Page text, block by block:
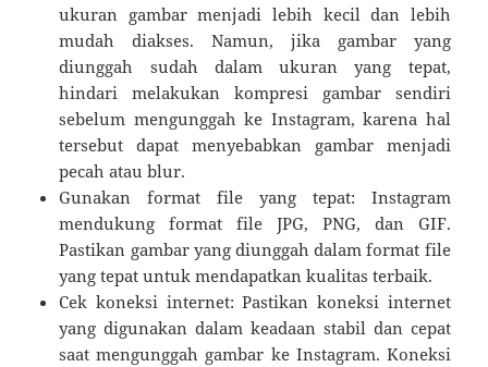
ukuran gambar menjadi lebih kecil dan lebih
mudah diakses. Namun, jika gambar yang
diunggah sudah dalam ukuran yang tepat,
hindari melakukan kompresi gambar sendiri
sebelum mengunggah ke Instagram, karena hal
tersebut dapat menyebabkan gambar menjadi
pecah atau blur.
Gunakan format file yang tepat: Instagram
mendukung format file JPG, PNG, dan GIF.
Pastikan gambar yang diunggah dalam format file
yang tepat untuk mendapatkan kualitas terbaik.
Cek koneksi internet: Pastikan koneksi internet
yang digunakan dalam keadaan stabil dan cepat
saat mengunggah gambar ke Instagram. Koneksi